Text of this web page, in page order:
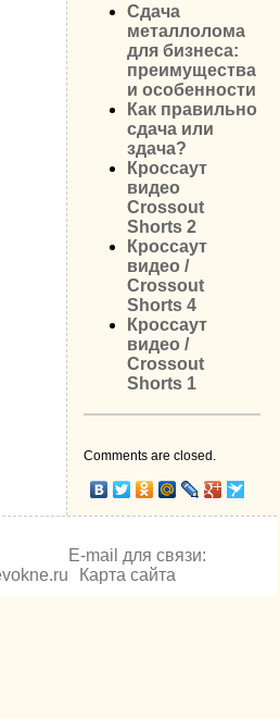
Сдача
металлолома
для бизнеса:
преимущества
и особенности
Как правильно
сдача или
здача?
Кроссаут
видео
Crossout
Shorts 2
Кроссаут
видео /
Crossout
Shorts 4
Кроссаут
видео /
Crossout
Shorts 1
Comments are closed.
E-mail для связи:
Карта сайта